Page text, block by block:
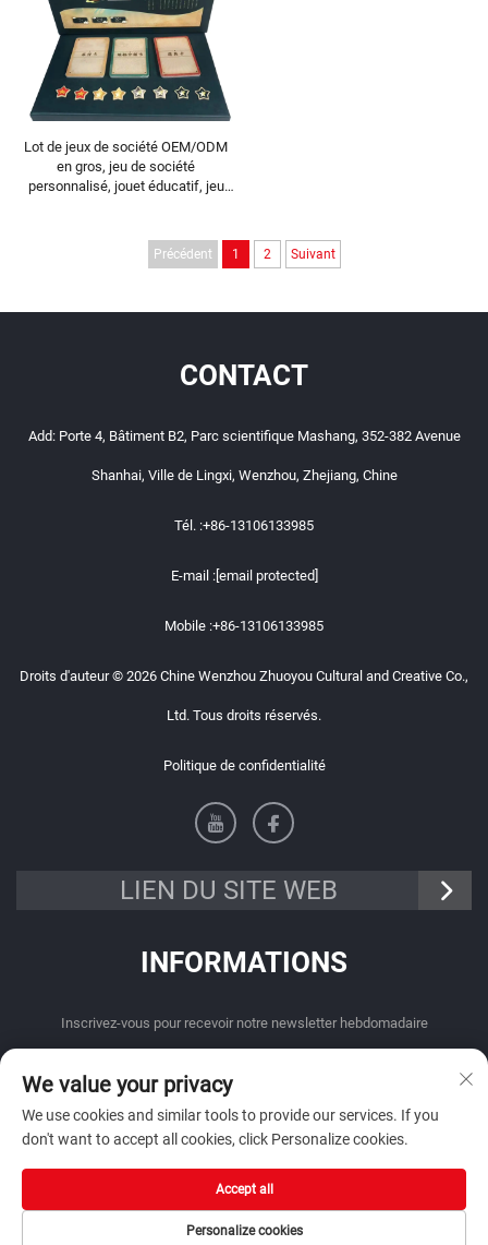
Lot de jeux de société OEM/ODM
en gros, jeu de société
personnalisé, jouet éducatif, jeu
Kickstarter
Précédent 1 2 Suivant
CONTACT
Add: Porte 4, Bâtiment B2, Parc scientifique Mashang, 352-382 Avenue
Shanhai, Ville de Lingxi, Wenzhou, Zhejiang, Chine
Tél. :+86-13106133985
E-mail :[email protected]
Mobile :+86-13106133985
Droits d'auteur © 2026 Chine Wenzhou Zhuoyou Cultural and Creative Co.,
Ltd. Tous droits réservés.
Politique de confidentialité
LIEN DU SITE WEB
INFORMATIONS
Inscrivez-vous pour recevoir notre newsletter hebdomadaire
Envoyer
We value your privacy
We use cookies and similar tools to provide our services. If you
don't want to accept all cookies, click Personalize cookies.
Personalize cookies
Accept all